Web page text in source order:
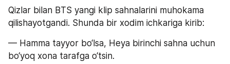
Qizlar bilan BTS yangi klip sahnalarini muhokama
qilishayotgandi. Shunda bir xodim ichkariga kirib:
— Hamma tayyor bo‘lsa, Heya birinchi sahna uchun
bo‘yoq xona tarafga o‘tsin.